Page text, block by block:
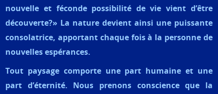
nouvelle et féconde possibilité de vie vient d’être
découverte?» La nature devient ainsi une puissante
consolatrice, apportant chaque fois à la personne de
nouvelles espérances.
Tout paysage comporte une part humaine et une
part d’éternité. Nous prenons conscience que la